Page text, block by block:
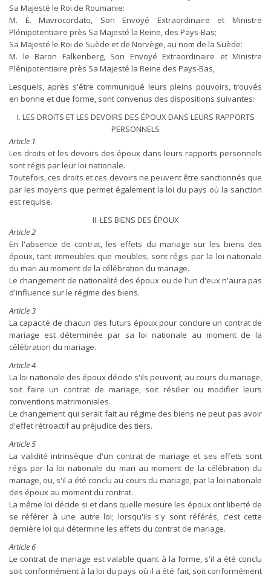
Sa Majesté le Roi de Roumanie:
M. E. Mavrocordato, Son Envoyé Extraordinaire et Ministre
Plénipotentiaire près Sa Majesté la Reine, des Pays-Bas;
Sa Majesté le Roi de Suède et de Norvège, au nom de la Suède:
M. le Baron Falkenberg, Son Envoyé Extraordinaire et Ministre
Plénipotentiaire près Sa Majesté la Reine des Pays-Bas,
Lesquels, après s'être communiqué leurs pleins pouvoirs, trouvés
en bonne et due forme, sont convenus des dispositions suivantes:
I. LES DROITS ET LES DEVOIRS DES ÉPOUX DANS LEURS RAPPORTS
PERSONNELS
Article 1
Les droits et les devoirs des époux dans leurs rapports personnels
sont régis par leur loi nationale.
Toutefois, ces droits et ces devoirs ne peuvent être sanctionnés que
par les moyens que permet également la loi du pays où la sanction
est requise.
II. LES BIENS DES ÉPOUX
Article 2
En l'absence de contrat, les effets du mariage sur les biens des
époux, tant immeubles que meubles, sont régis par la loi nationale
du mari au moment de la célébration du mariage.
Le changement de nationalité des époux ou de l'un d'eux n'aura pas
d'influence sur le régime des biens.
Article 3
La capacité de chacun des futurs époux pour conclure un contrat de
mariage est déterminée par sa loi nationale au moment de la
célébration du mariage.
Article 4
La loi nationale des époux décide s'ils peuvent, au cours du mariage,
soit faire un contrat de mariage, soit résilier ou modifier leurs
conventions matrimoniales.
Le changement qui serait fait au régime des biens ne peut pas avoir
d'effet rétroactif au préjudice des tiers.
Article 5
La validité intrinsèque d'un contrat de mariage et ses effets sont
régis par la loi nationale du mari au moment de la célébration du
mariage, ou, s'il a été conclu au cours du mariage, par la loi nationale
des époux au moment du contrat.
La même loi décide si et dans quelle mesure les époux ont liberté de
se référer à une autre loi; lorsqu'ils s'y sont référés, c'est cette
dernière loi qui détermine les effets du contrat de mariage.
Article 6
Le contrat de mariage est valable quant à la forme, s'il a été conclu
soit conformément à la loi du pays où il a été fait, soit conformément